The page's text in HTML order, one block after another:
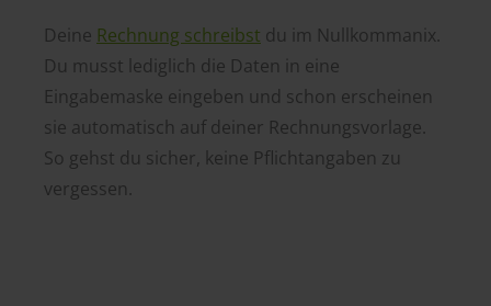
Deine Rechnung schreibst du im Nullkommanix.
Du musst lediglich die Daten in eine
Eingabemaske eingeben und schon erscheinen
sie automatisch auf deiner Rechnungsvorlage.
So gehst du sicher, keine Pflichtangaben zu
vergessen.